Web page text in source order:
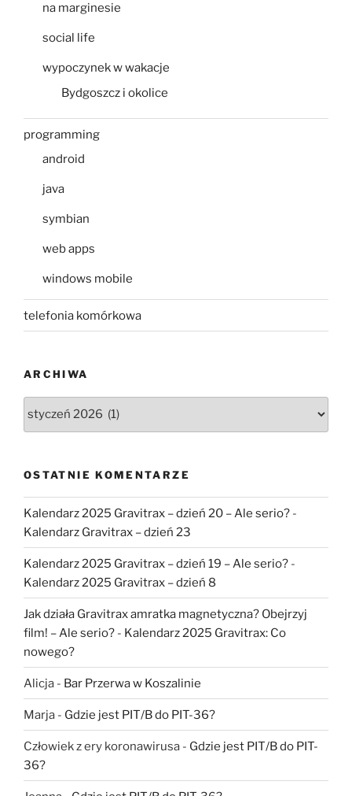
na marginesie
social life
wypoczynek w wakacje
Bydgoszcz i okolice
programming
android
java
symbian
web apps
windows mobile
telefonia komórkowa
ARCHIWA
OSTATNIE KOMENTARZE
Kalendarz 2025 Gravitrax – dzień 20 – Ale serio? -
Kalendarz Gravitrax – dzień 23
Kalendarz 2025 Gravitrax – dzień 19 – Ale serio? -
Kalendarz 2025 Gravitrax – dzień 8
Jak działa Gravitrax amratka magnetyczna? Obejrzyj
film! – Ale serio? - Kalendarz 2025 Gravitrax: Co
nowego?
Alicja - Bar Przerwa w Koszalinie
Marja - Gdzie jest PIT/B do PIT-36?
Człowiek z ery koronawirusa - Gdzie jest PIT/B do PIT-
36?